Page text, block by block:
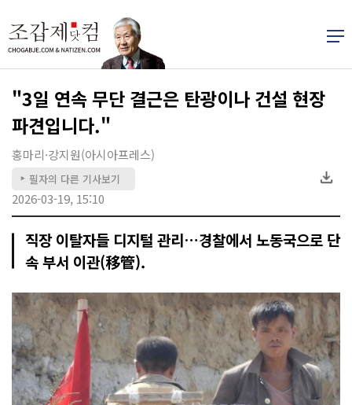
"3일 연속 무단 결근은 탄광이나 건설 현장
파견입니다."
홍마리·강지원(아시아프레스)
▶ 필자의 다른 기사보기
2026-03-19, 15:10
직장 이탈자들 디지털 관리…경찰에서 노동국으로 단
속 부서 이관(移管).